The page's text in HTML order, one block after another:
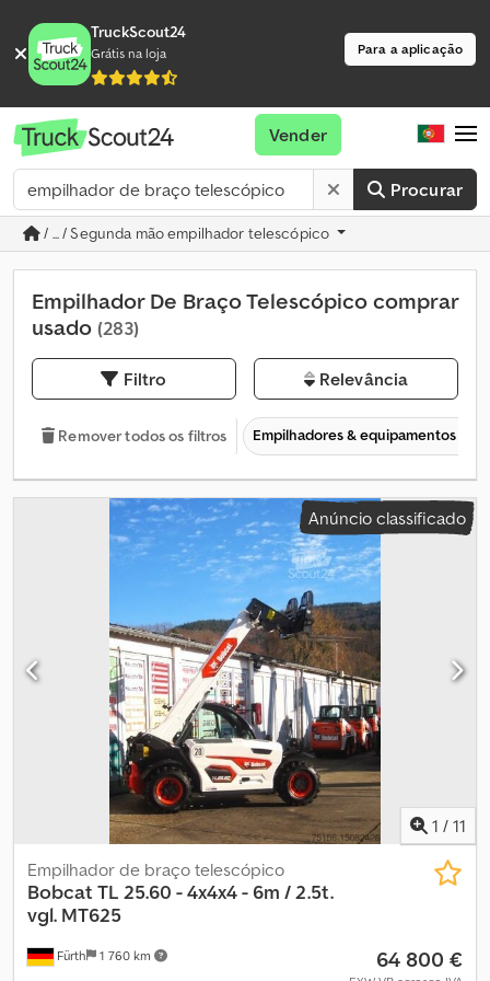
TruckScout24
Grátis na loja Para a aplicação
Procurar
Vender
/ ... / Segunda mão empilhador telescópico
Empilhador De Braço Telescópico comprar
usado (283)
Filtro Relevância
Remover todos os filtros Empilhadores & equipamentos de
Anúncio classificado
1 / 11
Fürth 1 760 km
Empilhador de braço telescópico
Bobcat TL 25.60 - 4x4x4 - 6m / 2.5t.
vgl. MT625
64 800 €